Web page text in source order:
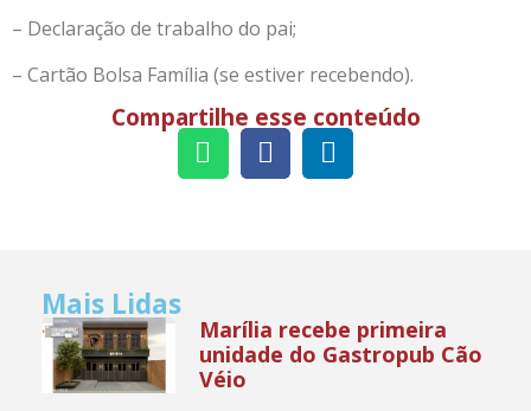
– Declaração de trabalho do pai;
– Cartão Bolsa Família (se estiver recebendo).
Compartilhe esse conteúdo
Mais Lidas
Marília recebe primeira
unidade do Gastropub Cão
Véio